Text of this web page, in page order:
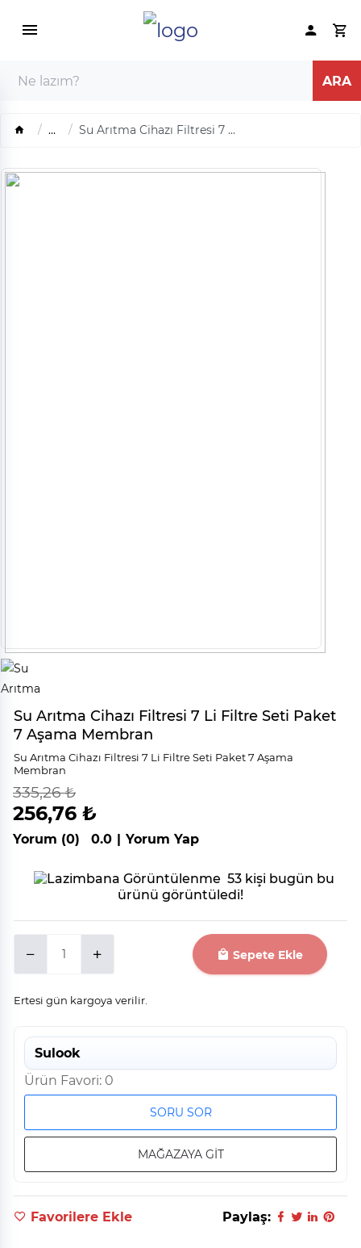
... Su Arıtma Cihazı Filtresi 7 ...
Su Arıtma Cihazı Filtresi 7 Li Filtre Seti Paket
7 Aşama Membran
Su Arıtma Cihazı Filtresi 7 Li Filtre Seti Paket 7 Aşama
Membran
%23
indirim
335,26 ₺
256,76 ₺
Yorum (0) 0.0 | Yorum Yap
53 kişi bugün bu
ürünü görüntüledi!
Sepete Ekle
Ertesi gün kargoya verilir.
Sulook
Ürün Favori: 0
SORU SOR
MAĞAZAYA GİT
Favorilere Ekle Paylaş: